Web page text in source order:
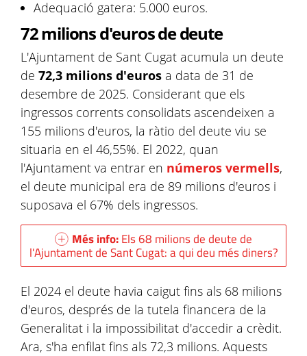
Adequació gatera: 5.000 euros.
72 milions d'euros de deute
L'Ajuntament de Sant Cugat acumula un deute
de 72,3 milions d'euros a data de 31 de
desembre de 2025. Considerant que els
ingressos corrents consolidats ascendeixen a
155 milions d'euros, la ràtio del deute viu se
situaria en el 46,55%. El 2022, quan
l'Ajuntament va entrar en números vermells,
el deute municipal era de 89 milions d'euros i
suposava el 67% dels ingressos.
Més info:Els 68 milions de deute de
l'Ajuntament de Sant Cugat: a qui deu més diners?
El 2024 el deute havia caigut fins als 68 milions
d'euros, després de la tutela financera de la
Generalitat i la impossibilitat d'accedir a crèdit.
Ara, s'ha enfilat fins als 72,3 milions. Aquests